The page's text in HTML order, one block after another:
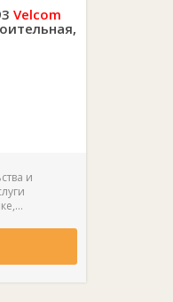
Velcom
и